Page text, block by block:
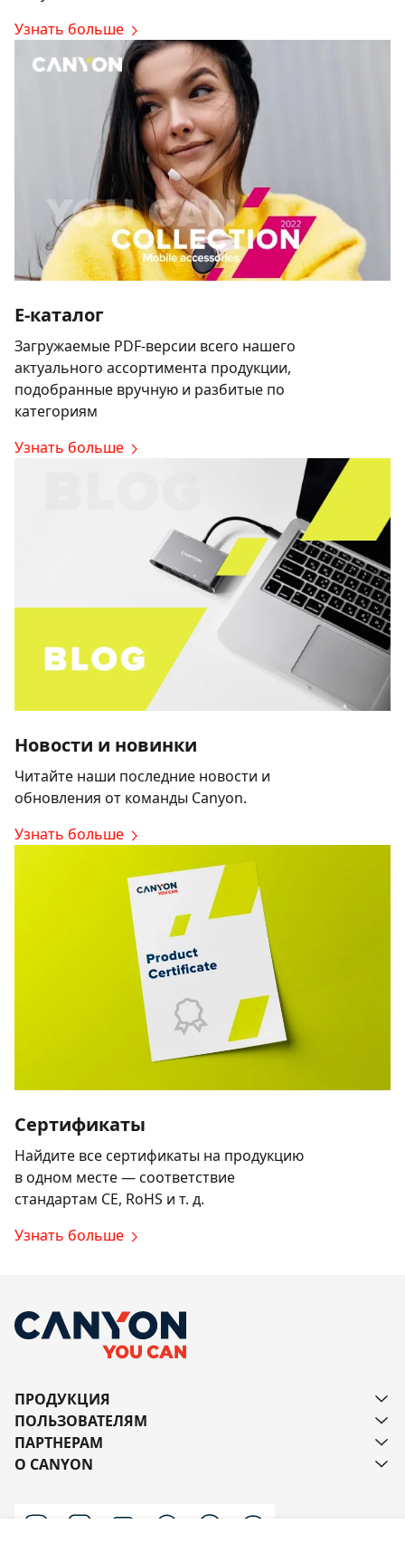
Узнать больше
E-каталог
Загружаемые PDF-версии всего нашего
актуального ассортимента продукции,
подобранные вручную и разбитые по
категориям
Узнать больше
Новости и новинки
Читайте наши последние новости и
обновления от команды Canyon.
Узнать больше
Сертификаты
Найдите все сертификаты на продукцию
в одном месте — соответствие
стандартам CE, RoHS и т. д.
Узнать больше
ПРОДУКЦИЯ
ПОЛЬЗОВАТЕЛЯМ
ПАРТНЕРАМ
О CANYON